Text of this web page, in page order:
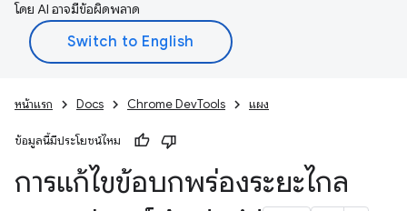
โดย AI อาจมีข้อผิดพลาด
หน้าแรก Docs Chrome DevTools แผง
ข้อมูลนี้มีประโยชน์ไหม
การแก้ไขข้อบกพร่องระยะไกล